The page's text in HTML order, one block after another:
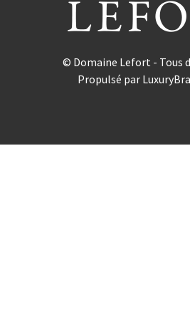
© Domaine Lefort - Tous
Propulsé par